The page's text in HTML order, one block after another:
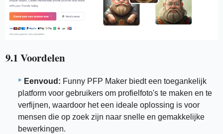
9.1 Voordelen
Eenvoud: Funny PFP Maker biedt een toegankelijk
platform voor gebruikers om profielfoto's te maken en te
verfijnen, waardoor het een ideale oplossing is voor
mensen die op zoek zijn naar snelle en gemakkelijke
bewerkingen.